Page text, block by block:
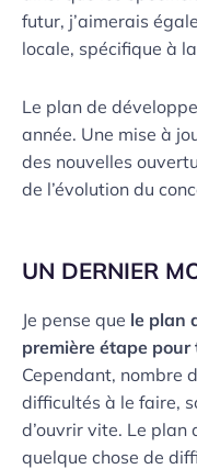
futur, j’aimerais
locale, spécifique à
Le plan de
année. Une mise à
des nouvelles
de l’évolution du
UN DERNIER
Je pense que le plan
première étape
Cependant, nombre
difficultés à le faire,
d’ouvrir vite. Le
quelque chose de